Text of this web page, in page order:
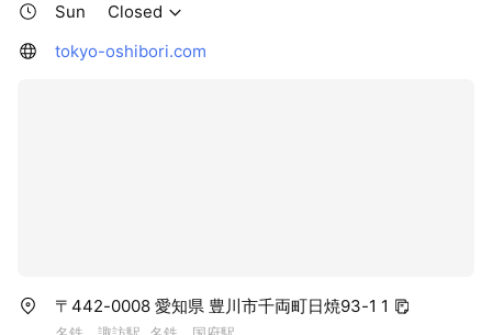
Sun
Closed
tokyo-oshibori.com
〒442-0008 愛知県 豊川市千両町日焼93-1 1